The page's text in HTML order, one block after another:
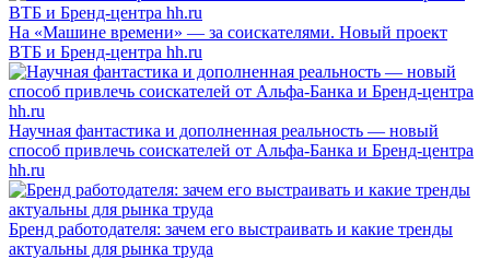
На «Машине времени» — за соискателями. Новый проект
ВТБ и Бренд-центра hh.ru
Научная фантастика и дополненная реальность — новый
способ привлечь соискателей от Альфа-Банка и Бренд-центра
hh.ru
Бренд работодателя: зачем его выстраивать и какие тренды
актуальны для рынка труда